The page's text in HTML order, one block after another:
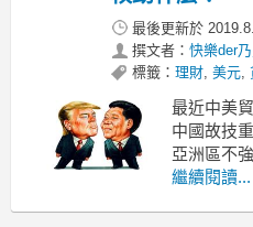
最後更新於
撰文者： 快樂der
標籤： 理財, 美元,
最近中美
中國故技
亞洲區不
(台幣哭哭
繼續閱讀...